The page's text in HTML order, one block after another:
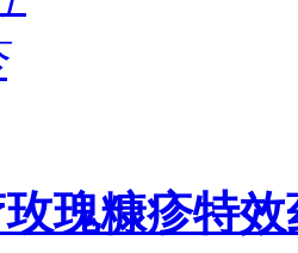
瑰糠疹特效